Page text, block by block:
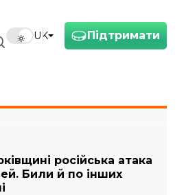
Підтримати
UK
російська атака
Били й по інших